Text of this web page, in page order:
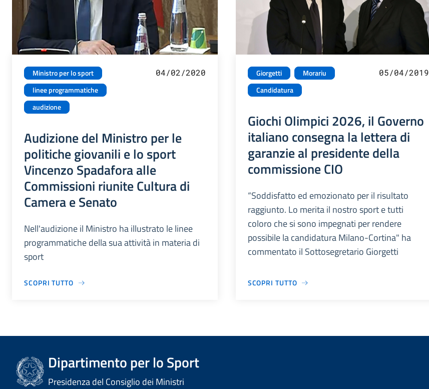
Ministro per lo sport
linee programmatiche
audizione
04/02/2020
Audizione del Ministro per le
politiche giovanili e lo sport
Vincenzo Spadafora alle
Commissioni riunite Cultura di
Camera e Senato
Nell'audizione il Ministro ha illustrato le linee
programmatiche della sua attività in materia di
sport
SCOPRI TUTTO
Giorgetti
Morariu
Candidatura
05/04/2019
Giochi Olimpici 2026, il Governo
italiano consegna la lettera di
garanzie al presidente della
commissione CIO
“Soddisfatto ed emozionato per il risultato
raggiunto. Lo merita il nostro sport e tutti
coloro che si sono impegnati per rendere
possibile la candidatura Milano-Cortina" ha
commentato il Sottosegretario Giorgetti
SCOPRI TUTTO
Dipartimento per lo Sport
Presidenza del Consiglio dei Ministri